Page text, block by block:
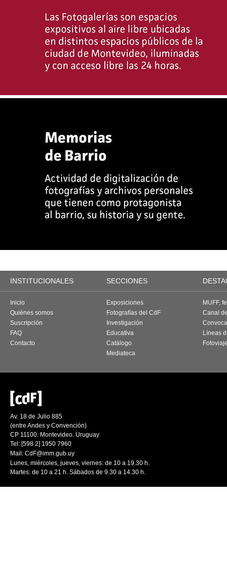
INSTITUCIONALES SECCIONES
Inicio
Quiénes somos
Suscripción
FAQ
Contacto
Exposiciones
Fotografías del CdF
Investigación
Educativa
Catálogo
Mediateca
MUFF,
Canal
Líneas
Av. 18 de Julio 885
(entre Andes y Convención)
CP 11100. Montevideo. Uruguay
Tel: [598 2] 1950 7960
Mail: CdF@imm.gub.uy
Lunes, miércoles, jueves, viernes: de 10 a 19.30 h.
Martes: de 10 a 21 h. Sábados de 9.30 a 14.30 h.